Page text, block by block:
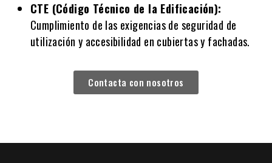
CTE (Código Técnico de la Edificación):
Cumplimiento de las exigencias de seguridad de
utilización y accesibilidad en cubiertas y fachadas.
Contacta con nosotros